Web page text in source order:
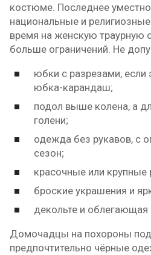
костюме. Последнее
национальные и
время на женскую траурную
больше ограничений. Не
юбки с разрезами, если
юбка-карандаш;
подол выше колена, а
голени;
одежда без рукавов, с
сезон;
красочные или крупные
броские украшения и
декольте и
Домочадцы на похороны
предпочтительно чёрные